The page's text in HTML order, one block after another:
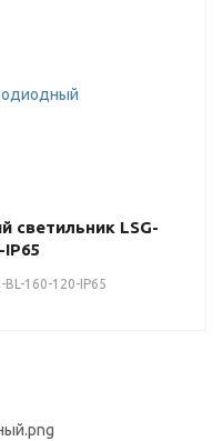
LSG-
IP65
BL-160-120-IP65